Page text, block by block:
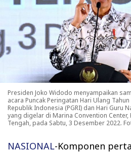
Presiden Joko Widodo menyampaikan
acara Puncak Peringatan Hari Ulang
Republik Indonesia (PGRI) dan Hari Guru
yang digelar di Marina Convention Center,
Tengah, pada Sabtu, 3 Desember 2022.
NASIONAL-Komponen